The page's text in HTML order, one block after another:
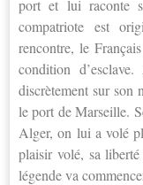
port et lui raconte
compatriote est
rencontre, le
condition
discrètement sur son
le port de Marseille.
Alger, on lui a volé
plaisir volé, sa
légende va